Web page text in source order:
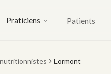
Praticiens Patients
Lormont